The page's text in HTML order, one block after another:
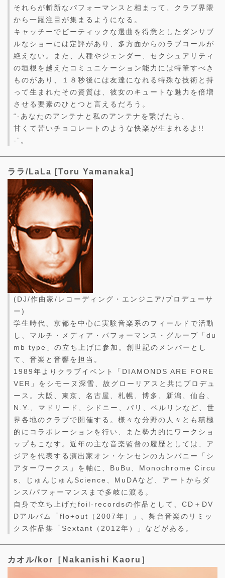
それらが斬新なパフォーマンスと相まって、クラブ界隈
から一躍注目が集まるようになる。
キャッチーでビーティックな選曲を得意としたダンサブ
ルなショーには定評があり、多方面からのラブコールが
絶えない。また、人種やジェンダー、セクシュアリティ
の垣根を越えたコミュニケーション能力には特筆すべき
ものがあり、１８秒後には友達になれる特殊な技術と持
って生まれたその資質は、彼女のキュートな魅力を倍増
させる要素のひとつと言えるだろう。
“-あなたのアンテナと私のアンテナを繋げたら、
甘くて苦いチョコレートのような快楽が生まれるよ!!
-”。
ララ/LaLa [Toru Yamanaka]
(DJ/作曲家/レコーディング・エンジニア/プロデューサ
ー)
学生時代、京都を中心に実験音楽系のフィールドで活動
し、マルチ・メディア・パフォーマンス・グループ「du
mb type」の立ち上げに参加。創世記のメンバーとし
て、音楽と音響を担当。
1989年よりクラブイベント「DIAMONDS ARE FORE
VER」をシモーヌ深雪、故グローリアスと共にプロデュ
ース。大阪、東京、名古屋、札幌、博多、新潟、仙台、
N.Y.、マドリード、シドニー、パリ、ベルリンなど、世
界各地のクラブで開催する。様々な分野の人々とも積極
的にコラボレーションを行い、また勢力的にワークショ
ップもこなす。近年の主な音楽監督の履歴としては、ア
ジアを代表する演出家オン・ケンセンのカンパニー「シ
アターワークス」を軸に、BuBu、Monochrome Circu
s、じゅんじゅんScience、MuDAなど、アートからダ
ンス/パフォーマンスまで多岐に渡る。
自身で立ち上げたfoil-recordsの作品として、CD＋DV
Dアルバム「flo+out（2007年）」、舞台音楽のリミッ
クス作品集「Sextant（2012年）」などがある。
カオル/kor［Nakanishi Kaoru］